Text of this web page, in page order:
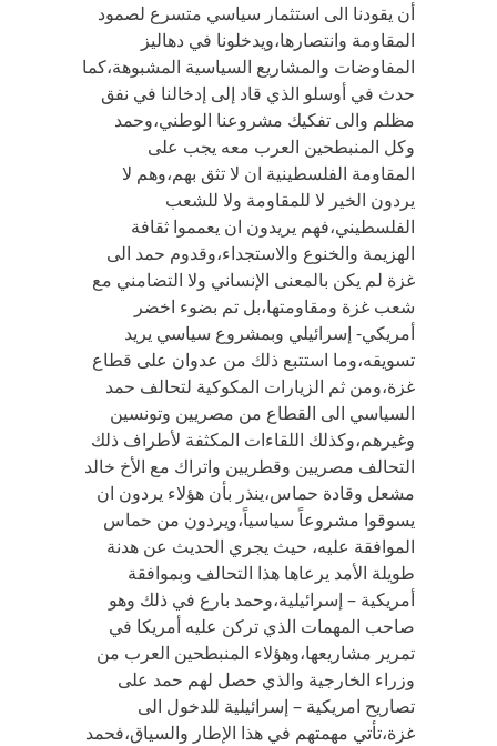
أن يقودنا الى استثمار سياسي متسرع لصمود
المقاومة وانتصارها،ويدخلونا في دهاليز
المفاوضات والمشاريع السياسية المشبوهة،كما
حدث في أوسلو الذي قاد إلى إدخالنا في نفق
مظلم والى تفكيك مشروعنا الوطني،وحمد
وكل المنبطحين العرب معه يجب على
المقاومة الفلسطينية ان لا تثق بهم،وهم لا
يردون الخير لا للمقاومة ولا للشعب
الفلسطيني،فهم يريدون ان يعمموا ثقافة
الهزيمة والخنوع والاستجداء،وقدوم حمد الى
غزة لم يكن بالمعنى الإنساني ولا التضامني مع
شعب غزة ومقاومتها،بل تم بضوء اخضر
أمريكي- إسرائيلي وبمشروع سياسي يريد
تسويقه،وما استتبع ذلك من عدوان على قطاع
غزة،ومن ثم الزيارات المكوكية لتحالف حمد
السياسي الى القطاع من مصريين وتونسين
وغيرهم،وكذلك اللقاءات المكثفة لأطراف ذلك
التحالف مصريين وقطريين واتراك مع الأخ خالد
مشعل وقادة حماس،ينذر بأن هؤلاء يردون ان
يسوقوا مشروعاً سياسياً،ويردون من حماس
الموافقة عليه، حيث يجري الحديث عن هدنة
طويلة الأمد يرعاها هذا التحالف وبموافقة
أمريكية – إسرائيلية،وحمد بارع في ذلك وهو
صاحب المهمات الذي تركن عليه أمريكا في
تمرير مشاريعها،وهؤلاء المنبطحين العرب من
وزراء الخارجية والذي حصل لهم حمد على
تصاريح امريكية – إسرائيلية للدخول الى
غزة،تأتي مهمتهم في هذا الإطار والسياق،فحمد